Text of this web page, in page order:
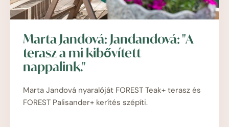
Marta Jandová: Jandandová: "A
terasz a mi kibővített
nappalink."
Marta Jandová nyaralóját FOREST Teak+ terasz és
FOREST Palisander+ kerítés szépíti.